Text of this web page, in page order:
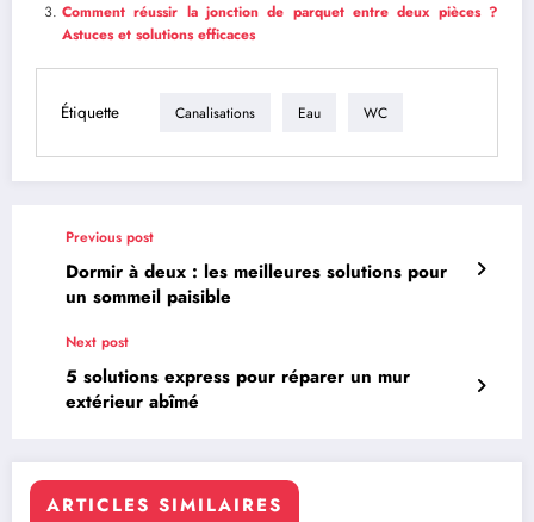
Comment réussir la jonction de parquet entre deux pièces ?
Astuces et solutions efficaces
Étiquette Canalisations Eau WC
Previous post
Dormir à deux : les meilleures solutions pour
un sommeil paisible
Next post
5 solutions express pour réparer un mur
extérieur abîmé
ARTICLES SIMILAIRES